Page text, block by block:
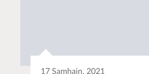
17 Samhain, 2021